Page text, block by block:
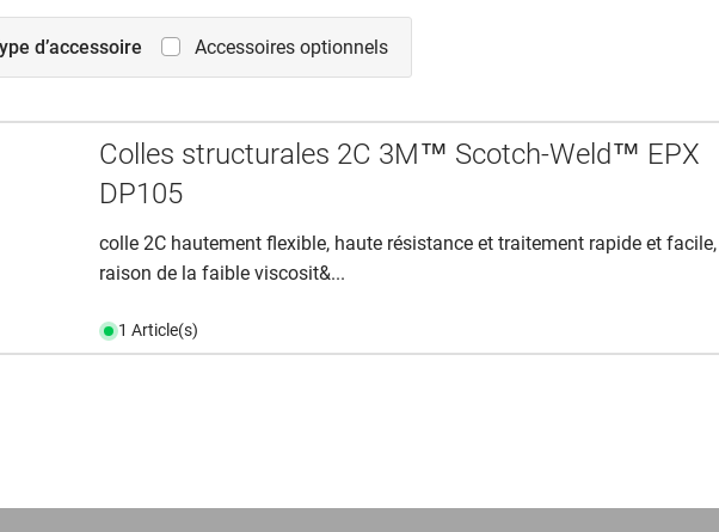
d’accessoire Accessoires optionnels
Colles structurales 2C 3M™ Scotch-Weld™ EPX
DP105
colle 2C hautement flexible, haute résistance et traitement rapide et facile,
raison de la faible viscosit&...
1 Article(s)